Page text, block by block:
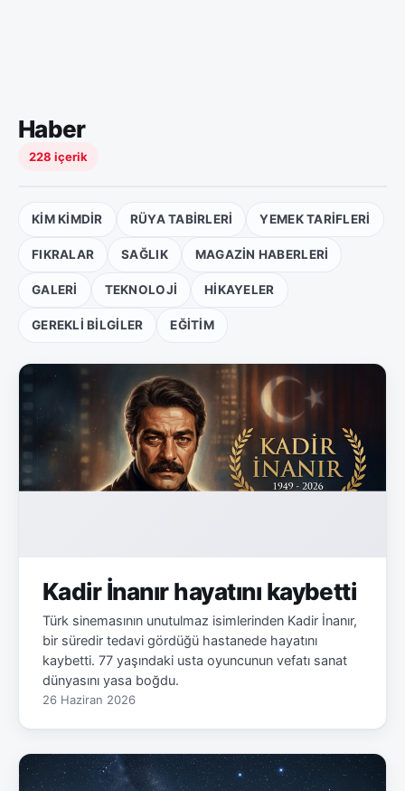
Haber
228 içerik
KIM KIMDIR RÜYA TABIRLERI YEMEK TARIFLERI
FIKRALAR SAĞLIK MAGAZIN HABERLERI
GALERI TEKNOLOJI HIKAYELER
GEREKLI BILGILER EĞITIM
Kadir İnanır hayatını kaybetti
Türk sinemasının unutulmaz isimlerinden Kadir İnanır,
bir süredir tedavi gördüğü hastanede hayatını
kaybetti. 77 yaşındaki usta oyuncunun vefatı sanat
dünyasını yasa boğdu.
26 Haziran 2026